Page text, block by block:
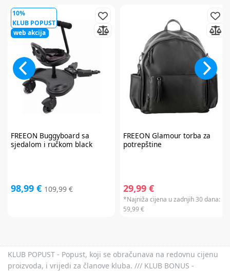
10%
KLUB POPUST
web akcija
FREEON Buggyboard sa
sjedalom i ručkom black
98,99 € 109,99 €
FREEON Glamour torba za
potrepštine
29,99 €
*Najniža cijena u zadnjih 30 dana:
59,99 €
KLUB POPUST - Popust, koji se obračunava na redovnu cijenu
proizvoda, i vrijedi za članove kluba. /// KLUB BONUS -